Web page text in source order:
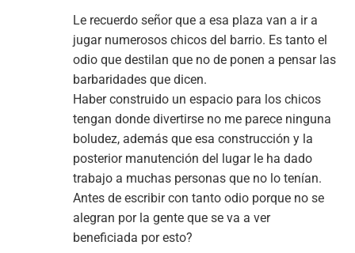
Le recuerdo señor que a esa plaza van a ir a
jugar numerosos chicos del barrio. Es tanto el
odio que destilan que no de ponen a pensar las
barbaridades que dicen.
Haber construido un espacio para los chicos
tengan donde divertirse no me parece ninguna
boludez, además que esa construcción y la
posterior manutención del lugar le ha dado
trabajo a muchas personas que no lo tenían.
Antes de escribir con tanto odio porque no se
alegran por la gente que se va a ver
beneficiada por esto?